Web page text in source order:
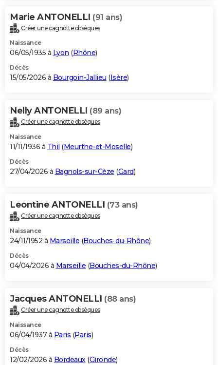
Marie ANTONELLI (91 ans)
Créer une cagnotte obsèques
Naissance
06/05/1935 à Lyon (Rhône)
Décès
15/05/2026 à Bourgoin-Jallieu (Isère)
Nelly ANTONELLI (89 ans)
Créer une cagnotte obsèques
Naissance
11/11/1936 à Thil (Meurthe-et-Moselle)
Décès
27/04/2026 à Bagnols-sur-Cèze (Gard)
Leontine ANTONELLI (73 ans)
Créer une cagnotte obsèques
Naissance
24/11/1952 à Marseille (Bouches-du-Rhône)
Décès
04/04/2026 à Marseille (Bouches-du-Rhône)
Jacques ANTONELLI (88 ans)
Créer une cagnotte obsèques
Naissance
06/04/1937 à Paris (Paris)
Décès
12/02/2026 à Bordeaux(Gironde)